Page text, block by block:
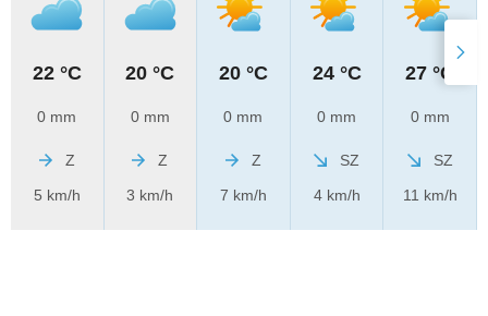
22 °C
0 mm
Z
5 km/h
20 °C
0 mm
Z
3 km/h
20 °C
0 mm
Z
7 km/h
24 °C
0 mm
SZ
4 km/h
27 °C
0 mm
SZ
11 km/h